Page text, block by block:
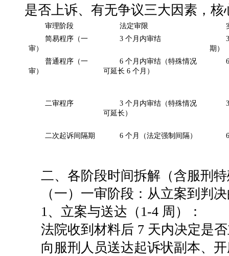
是否上诉、 有无争议三大因素，核
审理阶段 法定审限
简易程序（一
审）
3 个月内审结
期）
普通程序（一
审）
6 个月内审结（特殊情况
可延长 6 个月）
二审程序
3 个月内审结（特殊情况
可延长）
二次起诉间隔期 6 个月（法定强制间隔）
二、各阶段时间拆解（含服刑
（一）一审阶段：从立案到判
1、立案与送达（ 1-4 周）
：
法院收到材料后 7 天内决定是
向服刑人员送达起诉状副本、